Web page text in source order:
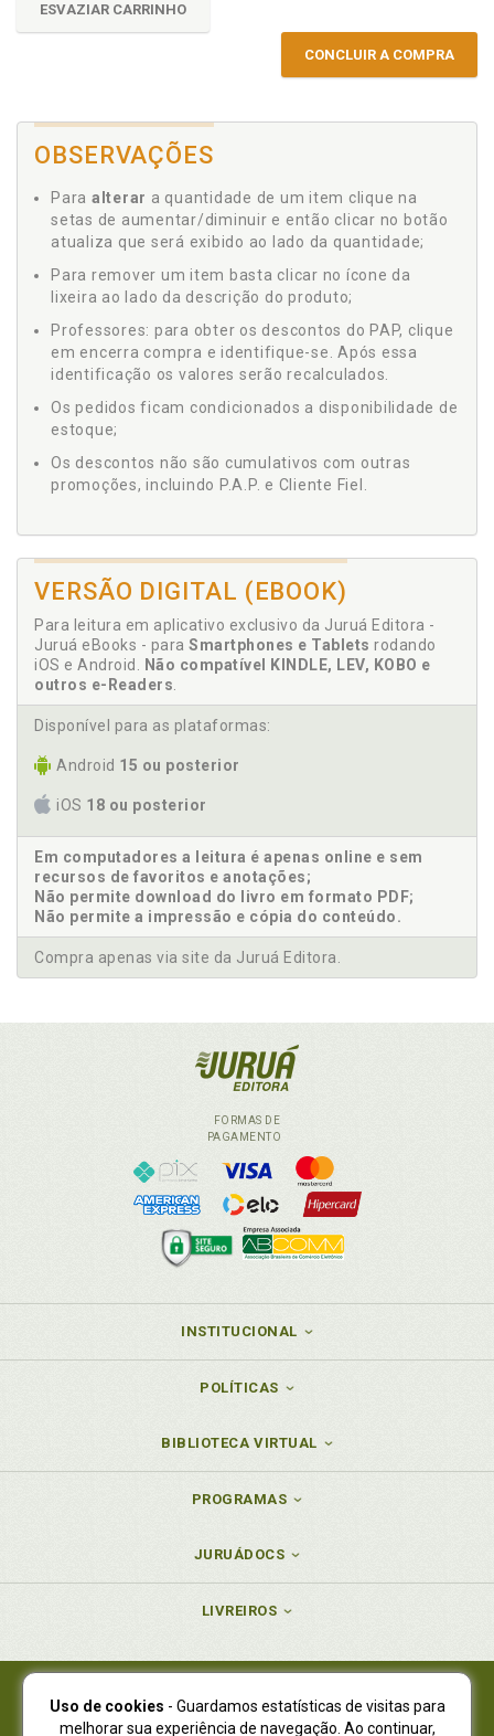
ESVAZIAR CARRINHO
CONCLUIR A COMPRA
OBSERVAÇÕES
Para alterar a quantidade de um item clique na
setas de aumentar/diminuir e então clicar no botão
atualiza que será exibido ao lado da quantidade;
Para remover um item basta clicar no ícone da
lixeira ao lado da descrição do produto;
Professores: para obter os descontos do PAP, clique
em encerra compra e identifique-se. Após essa
identificação os valores serão recalculados.
Os pedidos ficam condicionados a disponibilidade de
estoque;
Os descontos não são cumulativos com outras
promoções, incluindo P.A.P. e Cliente Fiel.
VERSÃO DIGITAL (EBOOK)
Para leitura em aplicativo exclusivo da Juruá Editora -
Juruá eBooks - para Smartphones e Tablets rodando
iOS e Android.
Não compatível KINDLE, LEV, KOBO e
outros e-Readers
Disponível para as plataformas:
Android 15 ou posterior
iOS 18 ou posterior
Em computadores a leitura é apenas online e sem
recursos de favoritos e anotações;
Não permite download do livro em formato PDF;
Não permite a impressão e cópia do conteúdo.
Compra apenas via site da Juruá Editora.
FORMAS DE
PAGAMENTO
INSTITUCIONAL
POLÍTICAS
BIBLIOTECA VIRTUAL
PROGRAMAS
JURUÁDOCS
LIVREIROS
Juruá Editora Ltda., CNPJ 77.535.508/0001-19
Uso de cookies - Guardamos estatísticas de visitas para
melhorar sua experiência de navegação. Ao continuar,